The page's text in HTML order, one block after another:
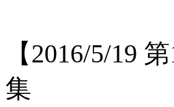
【2016/5/19 第
集